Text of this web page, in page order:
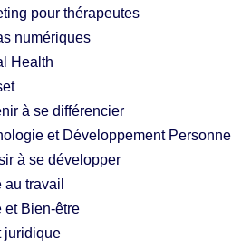
pour thérapeutes
numériques
Health
à se différencier
et Développement Personnel
à se développer
au travail
et Bien-être
juridique